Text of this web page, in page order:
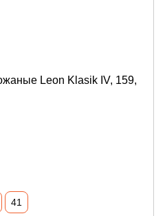
Leon Klasik IV, 159,
41